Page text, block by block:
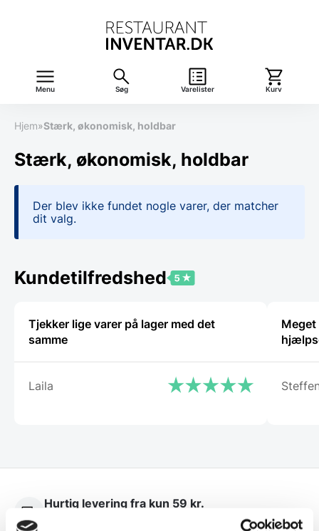
Menu Søg Varelister Kurv
Hjem»Stærk, økonomisk, holdbar
Stærk, økonomisk, holdbar
Der blev ikke fundet nogle varer, der matcher
dit valg.
Kundetilfredshed
Tjekker lige varer på lager med det
samme
Laila
Hurtig levering fra kun 59 kr.